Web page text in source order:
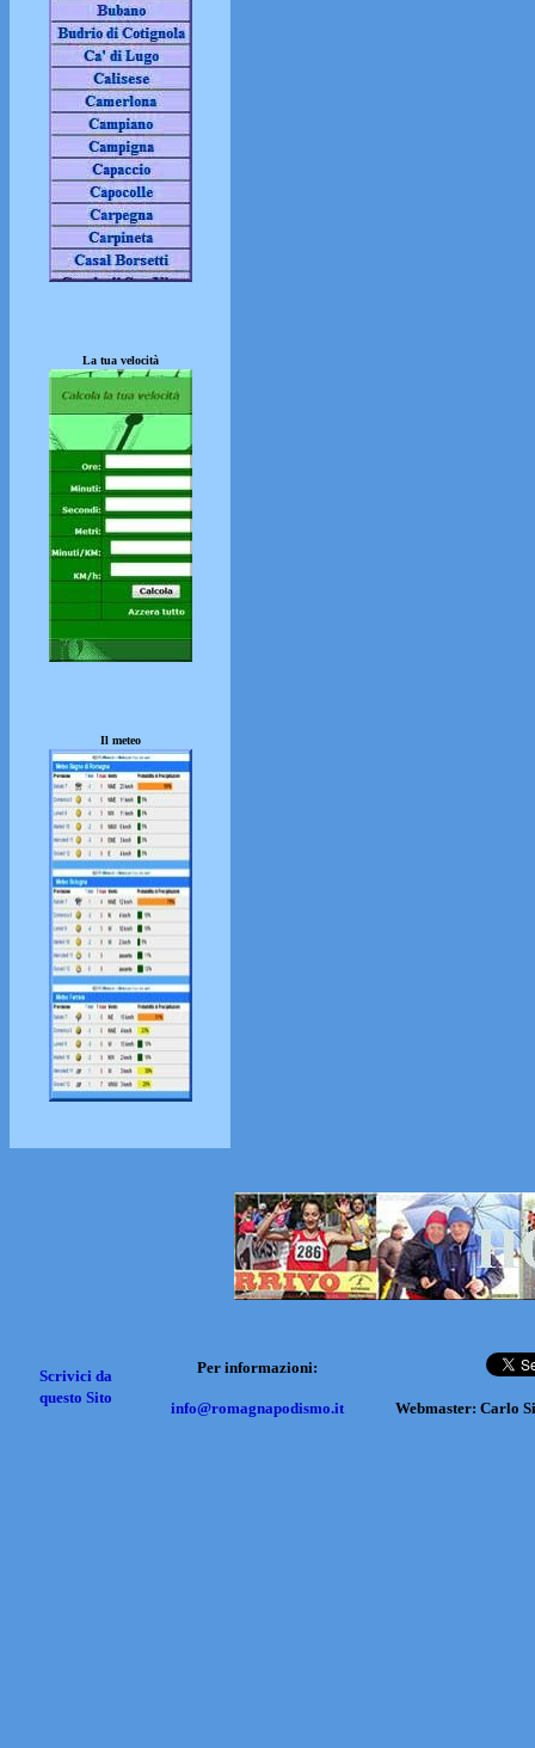
La tua velocità
Il meteo
Scrivici da
questo Sito
Per informazioni:
info@romagnapodismo.it Webmaster: Carlo